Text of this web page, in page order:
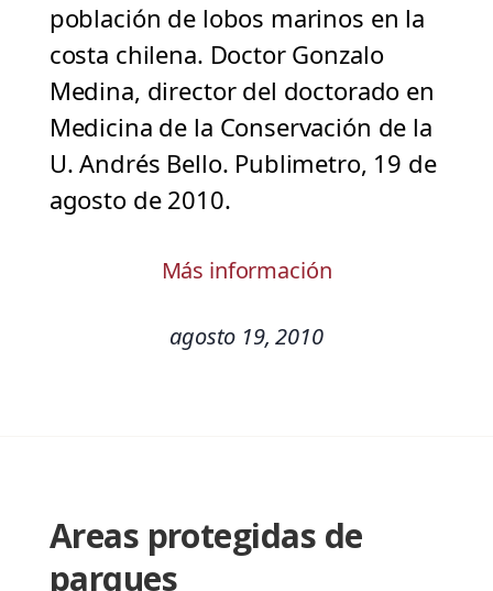
población de lobos marinos en la
costa chilena. Doctor Gonzalo
Medina, director del doctorado en
Medicina de la Conservación de la
U. Andrés Bello. Publimetro, 19 de
agosto de 2010.
Más información
agosto 19, 2010
Areas protegidas de
parques